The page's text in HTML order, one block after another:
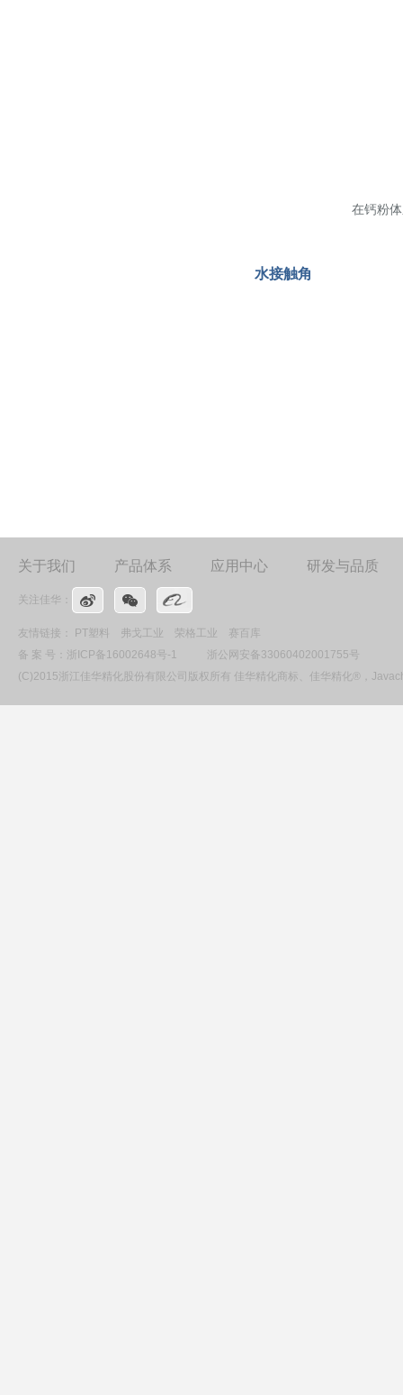
在钙粉体系，
水接触角
关于我们 产品体系 应用中心 研发与品质
关注佳华：
友情链接： PT塑料 弗戈工业 荣格工业
赛百库
备 案 号： 浙ICP备16002648号-1
浙公网安备33060402001755号
(C)2015浙江佳华精化股份有限公司版权所有 佳华精化商标、佳华精化®，